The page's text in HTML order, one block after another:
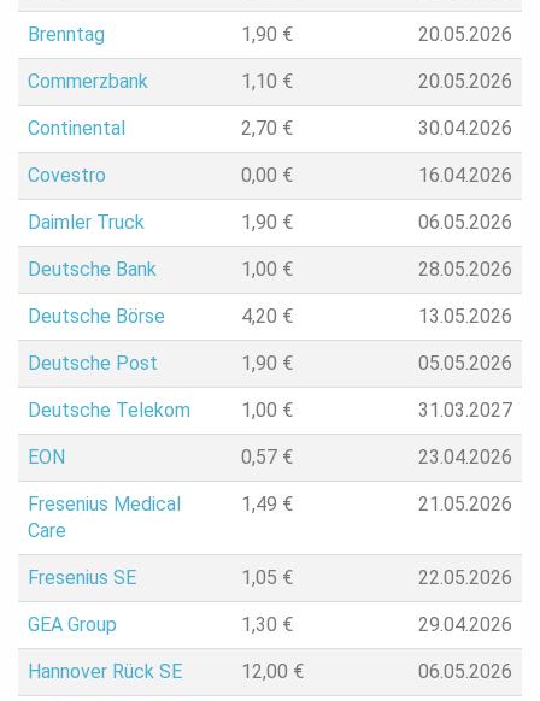
Brenntag 1,90 € 20.05.2026
Commerzbank 1,10 € 20.05.2026
Continental 2,70 € 30.04.2026
Covestro 0,00 € 16.04.2026
Daimler Truck 1,90 € 06.05.2026
Deutsche Bank 1,00 € 28.05.2026
Deutsche Börse 4,20 € 13.05.2026
Deutsche Post 1,90 € 05.05.2026
Deutsche Telekom 1,00 € 31.03.2027
EON 0,57 € 23.04.2026
Fresenius Medical
Care
1,49 € 21.05.2026
Fresenius SE 1,05 € 22.05.2026
GEA Group 1,30 € 29.04.2026
Hannover Rück SE 12,00 € 06.05.2026